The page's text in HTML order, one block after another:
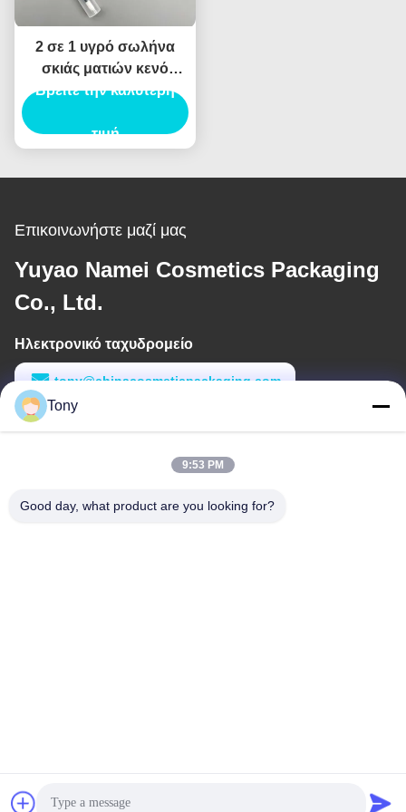
2 σε 1 υγρό σωλήνα
σκιάς ματιών κενό
πλαστικό σωλήνα
Custom Logo
Βρείτε την καλύτερη
τιμή
Επικοινωνήστε μαζί μας
Yuyao Namei Cosmetics Packaging
Co., Ltd.
Ηλεκτρονικό ταχυδρομείο
tony@chinacosmeticpackaging.com
Εργασιακό χρόνο
Πολιτική απορρήτου
Tony
9:53 PM
Good day, what product are you looking for?